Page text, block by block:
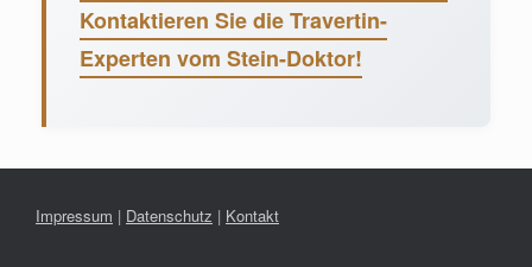
Kontaktieren Sie die Travertin-
Experten vom Stein-Doktor!
Impressum | Datenschutz | Kontakt